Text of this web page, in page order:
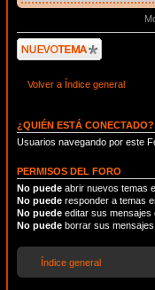
Publicar un nuevo
tema
Volver a Índice general
¿QUIÉN ESTÁ CONECTADO?
Usuarios navegando por este
PERMISOS DEL FORO
No puede abrir nuevos temas
No puede responder a temas
No puede editar sus mensajes
No puede borrar sus
Índice general